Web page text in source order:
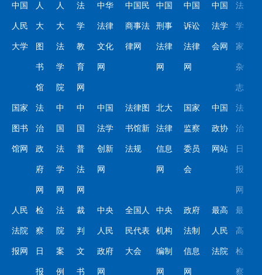
中国
人民
大学
人
大
图
书
馆
人
大
法
学
院
法
学
教
育
网
中华
法律
文化
网
中国民
商事法
律网
中国
刑事
法律
网
中国
诉讼
法律
网
中国
法学
会网
法
学
家
杂
志
国家
图书
馆网
法
治
政
府
网
中
国
法
学
网
中
国
普
法
网
中国
法学
创新
网
法律图
书馆新
法规
北大
法律
信息
网
国家
监察
委员
会
中国
政协
网站
法
治
日
报
网
人民
法院
报网
检
察
日
报
法
院
案
例
裁
判
文
书
中央
人民
政府
网
全国人
民代表
大会
中央
机构
编制
网
政府
法制
信息
网
最高
人民
法院
最
高
检
察